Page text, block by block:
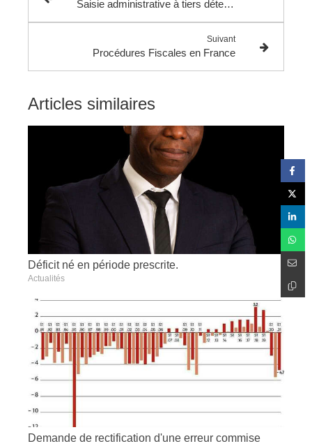
Saisie administrative à tiers détenteur : Précisions concernant la portée de la responsabilité du tiers détenteur défaillant.
Suivant
Procédures Fiscales en France
Articles similaires
Déficit né en période prescrite.
Actualités
Demande de rectification d'une erreur commise